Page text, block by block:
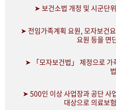
➤ 보건소법 개정 및 시군단
➤ 전임가족계획 요원, 모자보건
요원 등을 면
➤ 「모자보건법」 제정으로 가
➤ 500인 이상 사업장과 공단 사
대상으로 의료보